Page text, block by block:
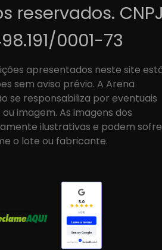
reservados.
0001-73
apresentados neste site
sem aviso prévio. A Arena
se responsabiliza por eventuais
imagem. As imagens dos
ilustrativas e podem
o lote ou fabricante.